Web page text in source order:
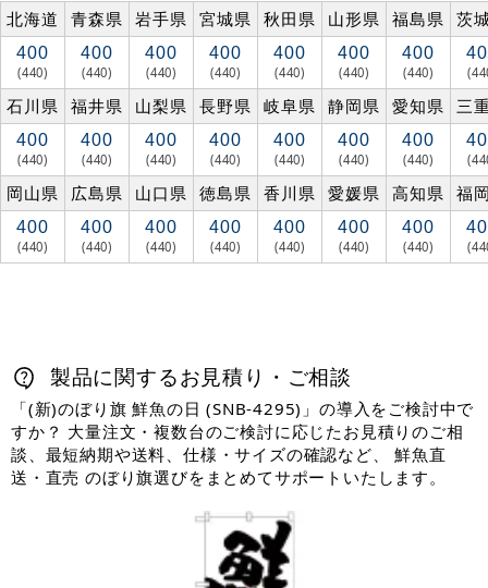
北海道
青森県 岩手県 宮城県 秋田県 山形県 福島県 茨
400
(440)
400
(440)
400
(440)
400
(440)
400
(440)
400
(440)
400
(440)
石川県 福井県 山梨県 長野県 岐阜県 静岡県 愛知県 三
400
(440)
400
(440)
400
(440)
400
(440)
400
(440)
400
(440)
400
(440)
岡山県 広島県 山口県 徳島県 香川県 愛媛県 高知県 福
400
(440)
400
(440)
400
(440)
400
(440)
400
(440)
400
(440)
400
(440)
製品に関するお見積り・ご相談
「(新)のぼり旗 鮮魚の日 (SNB-4295)」の導入をご検討中で
すか？ 大量注文・複数台のご検討に応じたお見積りのご相
談、最短納期や送料、仕様・サイズの確認など、 鮮魚直
送・直売 のぼり旗選びをまとめてサポートいたします。